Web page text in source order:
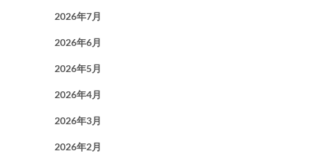
2026年7月
2026年6月
2026年5月
2026年4月
2026年3月
2026年2月